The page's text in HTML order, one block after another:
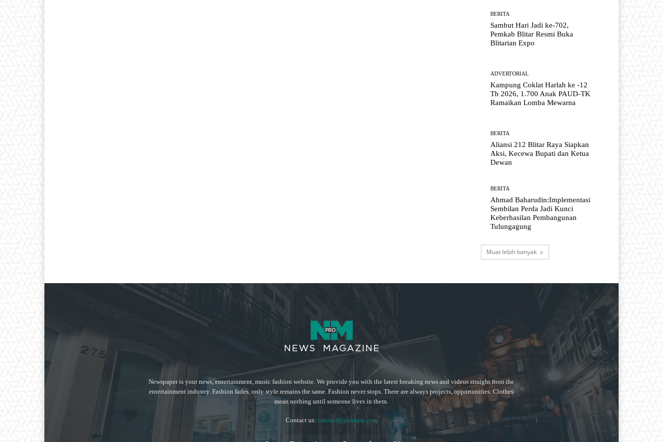
BERITA
Sambut Hari Jadi ke-702,
Pemkab Blitar Resmi Buka
Blitarian Expo
ADVERTORIAL
Kampung Coklat Harlah ke -12
Th 2026, 1.700 Anak PAUD-TK
Ramaikan Lomba Mewarna
BERITA
Aliansi 212 Blitar Raya Siapkan
Aksi, Kecewa Bupati dan Ketua
Dewan
BERITA
Ahmad Baharudin:Implementasi
Sembilan Perda Jadi Kunci
Keberhasilan Pembangunan
Tulungagung
Muat lebih banyak
Newspaper is your news, entertainment, music fashion website. We provide you with the latest breaking news and videos straight from the
entertainment industry. Fashion fades, only style remains the same. Fashion never stops. There are always projects, opportunities. Clothes
mean nothing until someone lives in them.
Contact us: contact@yoursite.com